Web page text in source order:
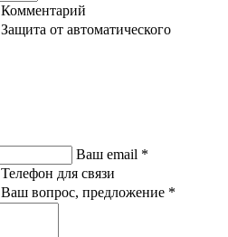
Комментарий
Защита от автоматического
Ваш email *
Телефон для связи
Ваш вопрос, предложение *